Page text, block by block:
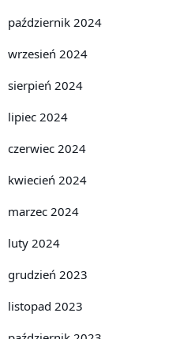
październik 2024
wrzesień 2024
sierpień 2024
lipiec 2024
czerwiec 2024
kwiecień 2024
marzec 2024
luty 2024
grudzień 2023
listopad 2023